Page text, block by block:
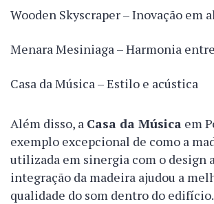
Wooden Skyscraper – Inovação em
Menara Mesiniaga – Harmonia
Casa da Música – Estilo e acústica
Além disso, a Casa da Música em
exemplo excepcional de como a
utilizada em sinergia com o design
integração da madeira ajudou a
qualidade do som dentro do edifício.